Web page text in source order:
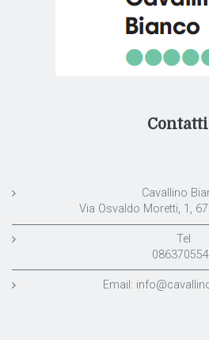
Contatti
Cavallino
Via Osvaldo Moretti, 1,
Tel
Email: